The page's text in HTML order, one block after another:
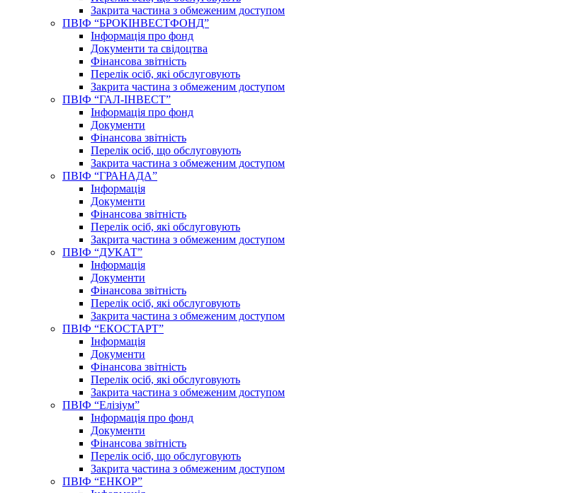
Закрита частина з обмеженим доступом
ПВІФ “БРОКІНВЕСТФОНД”
Інформація про фонд
Документи та свідоцтва
Фінансова звітність
Перелік осіб, які обслуговують
Закрита частина з обмеженим доступом
ПВІФ “ГАЛ-ІНВЕСТ”
Інформація про фонд
Документи
Фінансова звітність
Перелік осіб, що обслуговують
Закрита частина з обмеженим доступом
ПВІФ “ГРАНАДА”
Інформація
Документи
Фінансова звітність
Перелік осіб, які обслуговують
Закрита частина з обмеженим доступом
ПВІФ “ДУКАТ”
Інформація
Документи
Фінансова звітність
Перелік осіб, які обслуговують
Закрита частина з обмеженим доступом
ПВІФ “ЕКОСТАРТ”
Інформація
Документи
Фінансова звітність
Перелік осіб, які обслуговують
Закрита частина з обмеженим доступом
ПВІФ “Елізіум”
Інформація про фонд
Документи
Фінансова звітність
Перелік осіб, що обслуговують
Закрита частина з обмеженим доступом
ПВІФ “ЕНКОР”